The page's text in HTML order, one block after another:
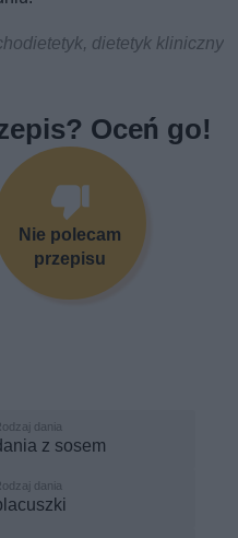
dietetyk kliniczny
Oceń go!
Nie polecam
przepisu
z sosem